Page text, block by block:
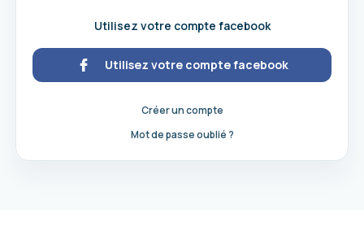
Utilisez votre compte facebook
Utilisez votre compte facebook
Créer un compte
Mot de passe oublié ?